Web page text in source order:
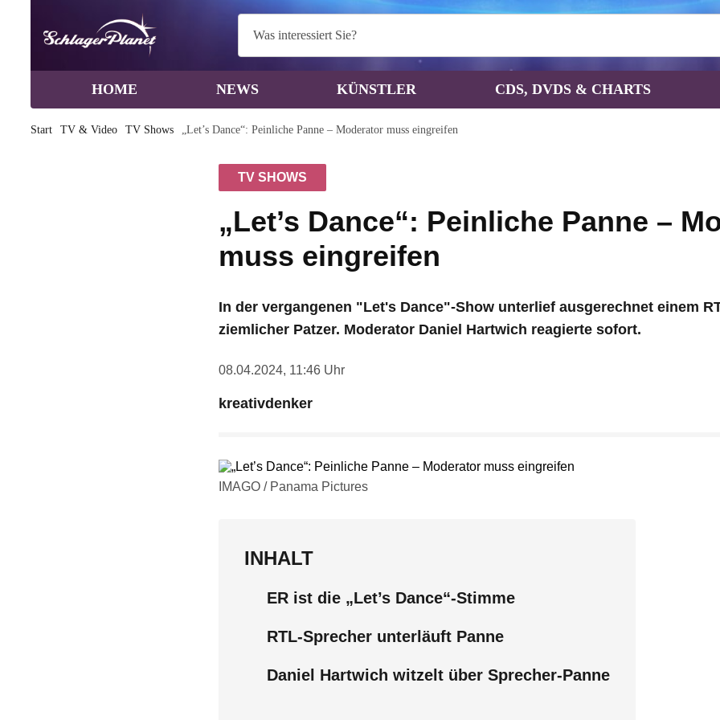
HOME NEWS KÜNSTLER CDS, DVDS & CHARTS
Start TV & Video TV Shows „Let’s Dance“: Peinliche Panne – Moderator muss eingreifen
TV SHOWS
„Let’s Dance“: Peinliche Panne –
muss eingreifen
In der vergangenen "Let's Dance"-Show unterlief ausgerechnet einem
ziemlicher Patzer. Moderator Daniel Hartwich reagierte sofort.
08.04.2024, 11:46 Uhr
kreativdenker
IMAGO / Panama Pictures
INHALT
ER ist die „Let’s Dance“-Stimme
RTL-Sprecher unterläuft Panne
Daniel Hartwich witzelt über Sprecher-Panne